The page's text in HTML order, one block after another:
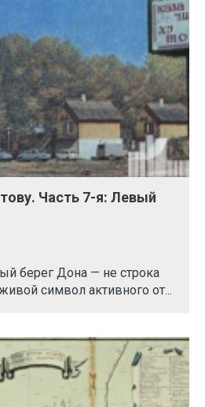
Часть 7-я: Левый
берег Дона — не строка
символ активного от...